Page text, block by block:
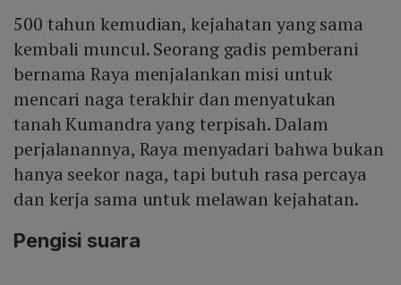
500 tahun kemudian, kejahatan yang sama
kembali muncul. Seorang gadis pemberani
bernama Raya menjalankan misi untuk
mencari naga terakhir dan menyatukan
tanah Kumandra yang terpisah. Dalam
perjalanannya, Raya menyadari bahwa bukan
hanya seekor naga, tapi butuh rasa percaya
dan kerja sama untuk melawan kejahatan.
Pengisi suara